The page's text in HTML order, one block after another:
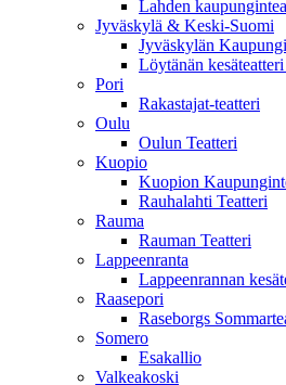
Lahden
Jyväskylä & Keski-Suomi
Jyväskylän
Löytänän
Pori
Rakastajat-teatteri
Oulu
Oulun Teatteri
Kuopio
Kuopion
Rauhalahti Teatteri
Rauma
Rauman Teatteri
Lappeenranta
Lappeenrannan
Raasepori
Raseborgs
Somero
Esakallio
Valkeakoski